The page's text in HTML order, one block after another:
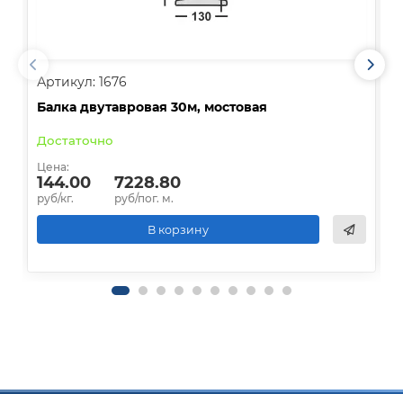
Артикул: 1676
Балка двутавровая 30м, мостовая
Достаточно
Цена:
144.00
руб/кг.
7228.80
руб/пог. м.
В корзину